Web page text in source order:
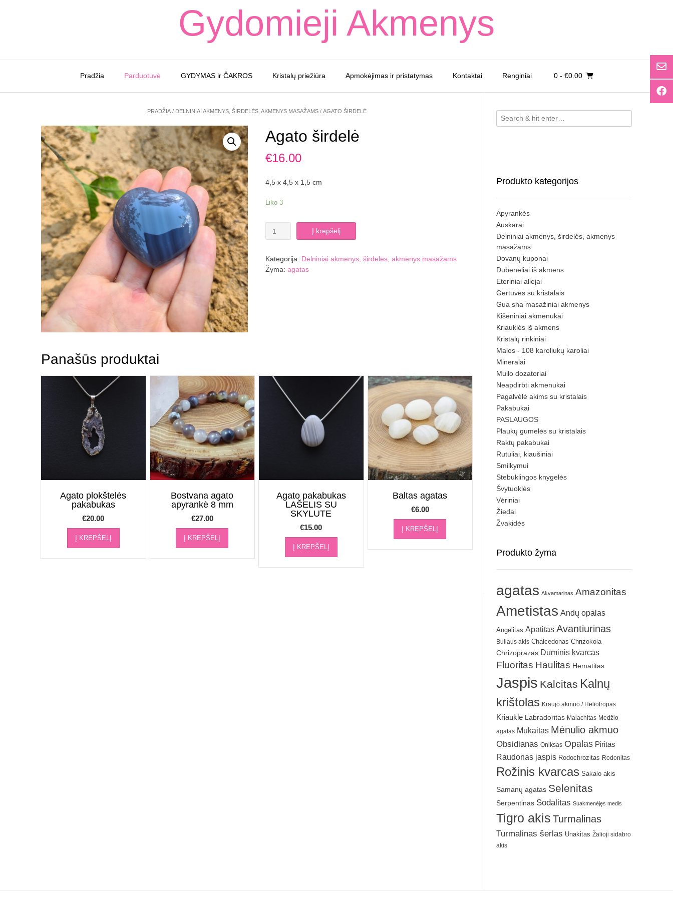
Gydomieji Akmenys
Pradžia Parduotuvė GYDYMAS ir ČAKROS Kristalų priežiūra Apmokėjimas ir pristatymas Kontaktai Renginiai 0- €0.00
PRADŽIA/ DELNINIAI AKMENYS, ŠIRDELĖS, AKMENYS MASAŽAMS/ AGATO ŠIRDELĖ
Agato širdelė
€16.00
4,5 x 4,5 x 1,5 cm
Liko 3
širdelė
Į krepšelį
Kategorija: Delniniai akmenys, širdelės, akmenys masažams
Žyma: agatas
Panašūs produktai
Agato plokštelės
pakabukas
€20.00
Į KREPŠELĮ
Bostvana agato
apyrankė 8 mm
€27.00
Į KREPŠELĮ
Agato pakabukas
LAŠELIS SU
SKYLUTE
€15.00
Į KREPŠELĮ
Baltas agatas
€6.00
Į KREPŠELĮ
Produkto kategorijos
Apyrankės
Auskarai
Delniniai akmenys, širdelės, akmenys
masažams
Dovanų kuponai
Dubenėliai iš akmens
Eteriniai aliejai
Gertuvės su kristalais
Gua sha masažiniai akmenys
Kišeniniai akmenukai
Kriauklės iš akmens
Kristalų rinkiniai
Malos - 108 karoliukų karoliai
Mineralai
Muilo dozatoriai
Neapdirbti akmenukai
Pagalvėlė akims su kristalais
Pakabukai
PASLAUGOS
Plaukų gumelės su kristalais
Raktų pakabukai
Rutuliai, kiaušiniai
Smilkymui
Stebuklingos knygelės
Švytuoklės
Vėriniai
Žiedai
Žvakidės
Produkto žyma
agatas Akvamarinas Amazonitas
Ametistas Andų opalas
Angelitas Apatitas Avantiurinas
Buliaus akis Chalcedonas Chrizokola
Chrizoprazas Dūminis kvarcas
Fluoritas Haulitas Hematitas
Jaspis Kalcitas Kalnų
krištolas Kraujo akmuo / Heliotropas
Kriauklė Labradoritas Malachitas Medžio
agatas Mukaitas Mėnulio akmuo
Obsidianas Oniksas Opalas Piritas
Raudonas jaspis Rodochrozitas Rodonitas
Rožinis kvarcas Sakalo akis
Samanų agatas Selenitas
Serpentinas Sodalitas Suakmenėjęs medis
Tigro akis Turmalinas
Turmalinas šerlas Unakitas Žalioji sidabro
akis